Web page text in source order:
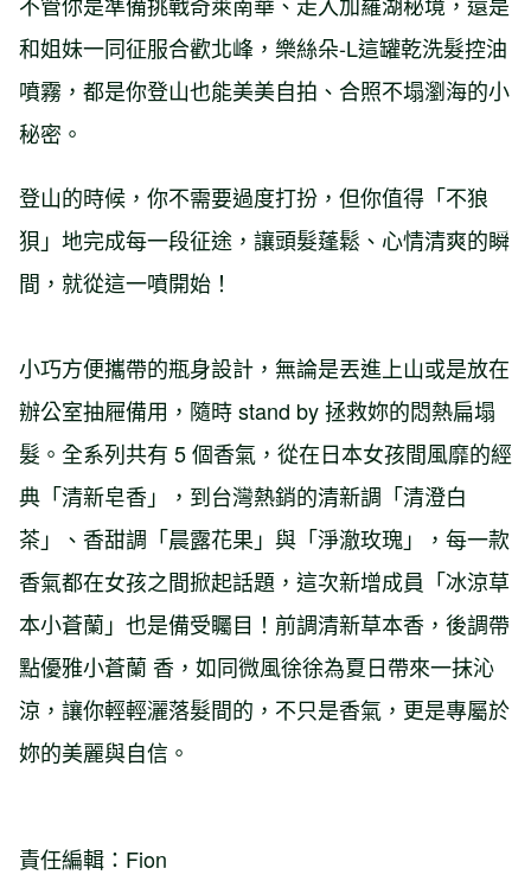
和姐妹一同征服合歡北峰，樂絲朵-L這罐乾洗髮控油
噴霧，都是你登山也能美美自拍、合照不塌瀏海的小
秘密。
登山的時候，你不需要過度打扮，但你值得「不狼
狽」地完成每一段征途，讓頭髮蓬鬆、心情清爽的瞬
間，就從這一噴開始！
小巧方便攜帶的瓶身設計，無論是丟進上山或是放在
辦公室抽屜備用，隨時 stand by 拯救妳的悶熱扁塌
髮。全系列共有 5 個香氣，從在日本女孩間風靡的經
典「清新皂香」，到台灣熱銷的清新調「清澄白
茶」、香甜調「晨露花果」與「淨澈玫瑰」，每一款
香氣都在女孩之間掀起話題，這次新增成員「冰涼草
本小蒼蘭」也是備受矚目！前調清新草本香，後調帶
點優雅小蒼蘭 香，如同微風徐徐為夏日帶來一抹沁
涼，讓你輕輕灑落髮間的，不只是香氣，更是專屬於
妳的美麗與自信。
責任編輯：Fion